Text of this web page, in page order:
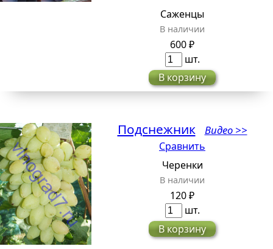
Саженцы
В наличии
600 ₽
шт.
В корзину
Подснежник Видео >>
Сравнить
Черенки
В наличии
120 ₽
шт.
В корзину